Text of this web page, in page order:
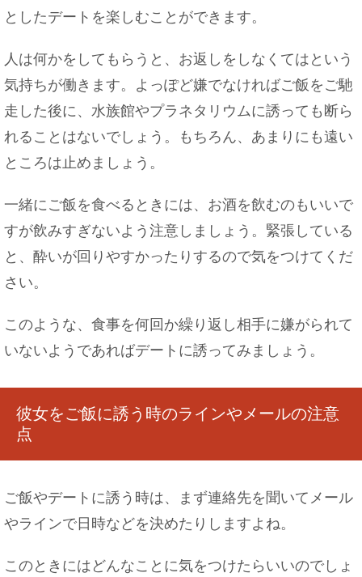
みりんはアルコール？飲酒運転で検挙される可能
性もあります！
の対処法をご紹介
としたデートを楽しむことができます。
人は何かをしてもらうと、お返しをしなくてはという
気持ちが働きます。よっぽど嫌でなければご飯をご馳
走した後に、水族館やプラネタリウムに誘っても断ら
れることはないでしょう。もちろん、あまりにも遠い
ところは止めましょう。
一緒にご飯を食べるときには、お酒を飲むのもいいで
すが飲みすぎないよう注意しましょう。緊張している
と、酔いが回りやすかったりするので気をつけてくだ
さい。
このような、食事を何回か繰り返し相手に嫌がられて
いないようであればデートに誘ってみましょう。
彼女をご飯に誘う時のラインやメールの注意
点
ご飯やデートに誘う時は、まず連絡先を聞いてメール
やラインで日時などを決めたりしますよね。
このときにはどんなことに気をつけたらいいのでしょ